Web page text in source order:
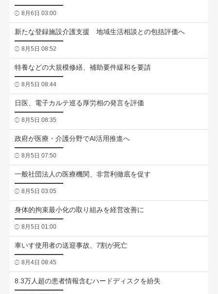
8月6日 03:00
新たな登録施設介護支援 地域生活相談との包括評価へ
8月5日 08:52
特養などの大規模修繕、補助要件緩和を要請
8月5日 08:44
日医、電子カルテ巡る厚労相の発言を評価
8月5日 08:35
政府が医療・介護分野でAI活用推進へ
8月5日 07:50
一般社団法人の医療機関、非営利徹底を促す
8月5日 03:05
身体的拘束最小化の取り組みを経営改善に
8月5日 01:00
車いす使用者の送迎事故、7割が死亡
8月4日 08:45
8.3万人超の患者情報含むハードディスクを紛失